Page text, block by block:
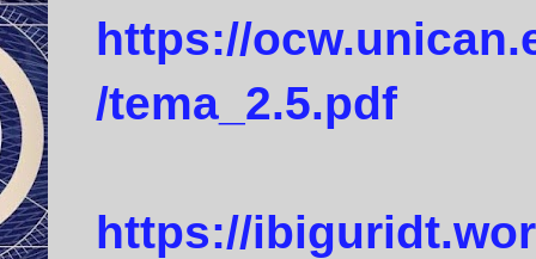
https://
/tema_2.5.pdf
https://